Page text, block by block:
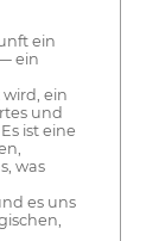
ein
ein
ein
und
ist eine
was
es uns